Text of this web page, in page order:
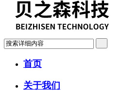
首页
关于我们